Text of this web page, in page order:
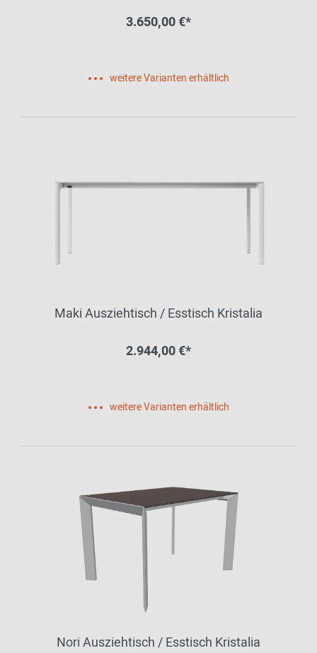
3.650,00 €*
weitere Varianten erhältlich
Maki Ausziehtisch / Esstisch Kristalia
2.944,00 €*
weitere Varianten erhältlich
Nori Ausziehtisch / Esstisch Kristalia